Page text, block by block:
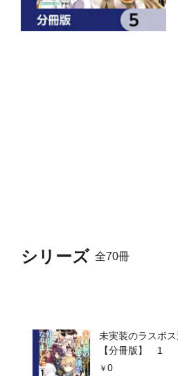
シリーズ 全70冊
未実装のラスボス
【分冊版】 1
0